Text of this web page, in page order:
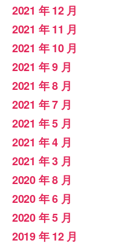
2021 年 12 月
2021 年 11 月
2021 年 10 月
2021 年 9 月
2021 年 8 月
2021 年 7 月
2021 年 5 月
2021 年 4 月
2021 年 3 月
2020 年 8 月
2020 年 6 月
2020 年 5 月
2019 年 12 月